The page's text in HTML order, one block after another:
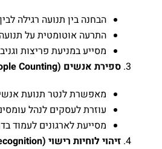
הבחנה בין תנועה רגילה
התרעה אוטומטית על
מסייע במניעת פריצות
ספירת אנשים (People Counting)
מאפשרת לנטר תנועת
עוזרת לעסקים לנהל
מסייעת לארגונים לעמוד
זיהוי לוחיות רישוי (ANPR – Automatic Number Plate Recognition)